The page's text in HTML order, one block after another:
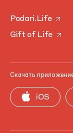
Podari.Life
Gift of Life
Скачать
iOS